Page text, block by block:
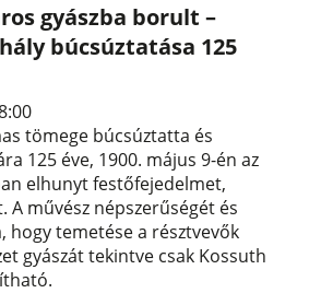
gyászba borult –
búcsúztatása 125
tömege búcsúztatta és
125 éve, 1900. május 9-én az
elhunyt festőfejedelmet,
A művész népszerűségét és
hogy temetése a résztvevők
gyászát tekintve csak Kossuth